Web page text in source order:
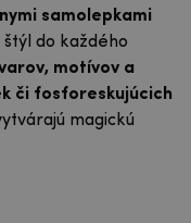
samolepkami
do každého
motívov a
či fosforeskujúcich
magickú